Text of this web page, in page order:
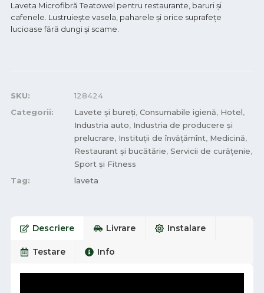
Laveta Microfibră Teatowel pentru restaurante, baruri și
cafenele. Lustruiește vasela, paharele și orice suprafețe
lucioase fără dungi și scame.
SKU:
128424
Categorii:
Lavete și bureți, Consumabile igienă, Hotel,
Industria auto, Industria de producere și
prelucrare, Instituții de învățămînt, Medicină,
Restaurant și bucătărie, Servicii de curățenie,
Sport și Fitness
Tag:
laveta
Descriere Livrare Instalare
Testare Info